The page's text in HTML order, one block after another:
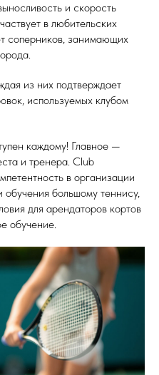
и скорость
в любительских
соперников, занимающих
из них подтверждает
используемых клубом
каждому! Главное —
и тренера. Club
в организации
обучения большому теннису,
для арендаторов кортов
обучение.